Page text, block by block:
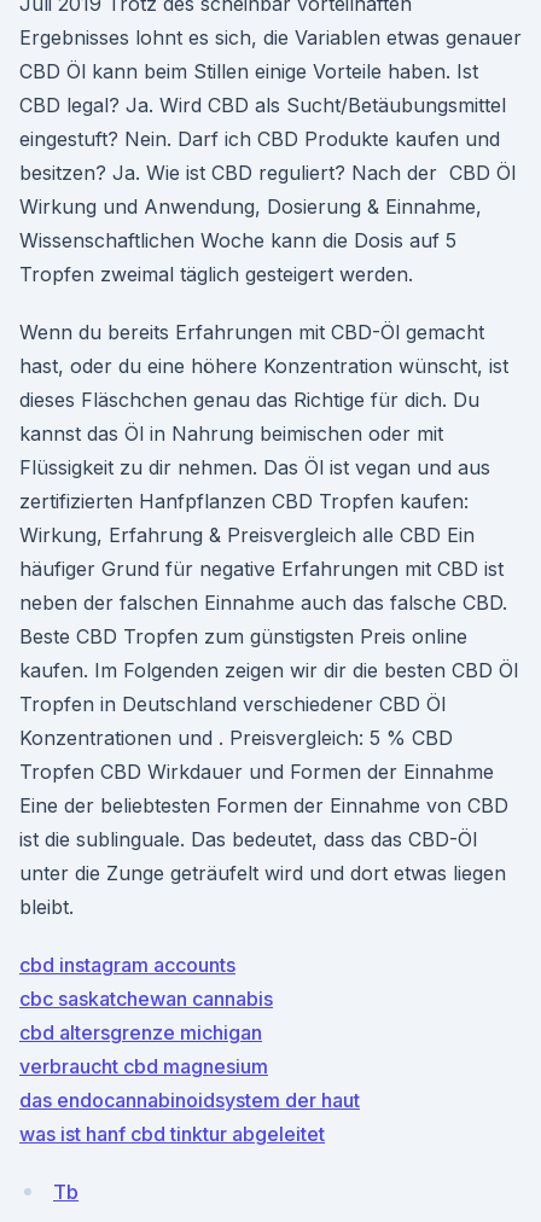
Ergebnisses lohnt es sich, die Variablen etwas genauer
CBD Öl kann beim Stillen einige Vorteile haben. Ist
CBD legal? Ja. Wird CBD als Sucht/Betäubungsmittel
eingestuft? Nein. Darf ich CBD Produkte kaufen und
besitzen? Ja. Wie ist CBD reguliert? Nach der CBD Öl
Wirkung und Anwendung, Dosierung & Einnahme,
Wissenschaftlichen Woche kann die Dosis auf 5
Tropfen zweimal täglich gesteigert werden.
Wenn du bereits Erfahrungen mit CBD-Öl gemacht
hast, oder du eine höhere Konzentration wünscht, ist
dieses Fläschchen genau das Richtige für dich. Du
kannst das Öl in Nahrung beimischen oder mit
Flüssigkeit zu dir nehmen. Das Öl ist vegan und aus
zertifizierten Hanfpflanzen CBD Tropfen kaufen:
Wirkung, Erfahrung & Preisvergleich alle CBD Ein
häufiger Grund für negative Erfahrungen mit CBD ist
neben der falschen Einnahme auch das falsche CBD.
Beste CBD Tropfen zum günstigsten Preis online
kaufen. Im Folgenden zeigen wir dir die besten CBD Öl
Tropfen in Deutschland verschiedener CBD Öl
Konzentrationen und . Preisvergleich: 5 % CBD
Tropfen CBD Wirkdauer und Formen der Einnahme
Eine der beliebtesten Formen der Einnahme von CBD
ist die sublinguale. Das bedeutet, dass das CBD-Öl
unter die Zunge geträufelt wird und dort etwas liegen
bleibt.
cbd instagram accounts
cbc saskatchewan cannabis
cbd altersgrenze michigan
verbraucht cbd magnesium
das endocannabinoidsystem der haut
was ist hanf cbd tinktur abgeleitet
Tb